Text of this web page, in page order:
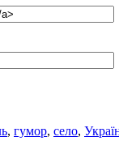
, гумор, село,